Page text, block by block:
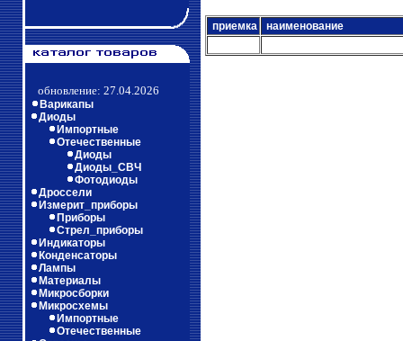
обновление: 27.04.2026
Варикапы
Диоды
Импортные
Отечественные
Диоды
Диоды_СВЧ
Фотодиоды
Дроссели
Измерит_приборы
Приборы
Стрел_приборы
Индикаторы
Конденсаторы
Лампы
Материалы
Микросборки
Микросхемы
Импортные
Отечественные
приемка наименование